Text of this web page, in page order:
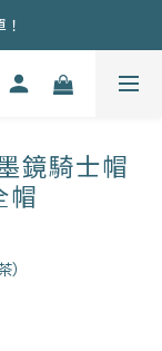
迎私訊詢問！
！鏡騎士帽
帽